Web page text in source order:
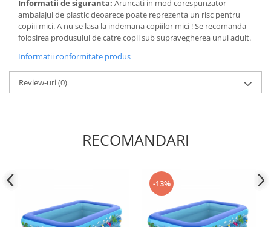
Informatii de siguranta: Aruncati in mod corespunzator
ambalajul de plastic deoarece poate reprezenta un risc pentru
copiii mici. A nu se lasa la indemana copiilor mici ! Se recomanda
folosirea produsului de catre copii sub supravegherea unui adult.
Informatii conformitate produs
Review-uri(0)
RECOMANDARI
-13%